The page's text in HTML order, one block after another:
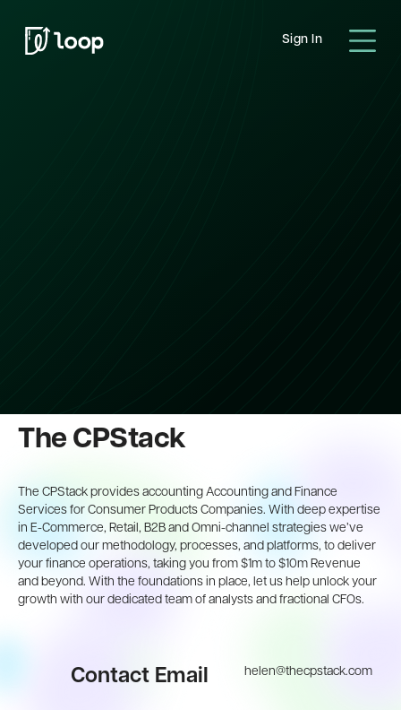
Sign In
The CPStack
The CPStack provides accounting Accounting and Finance
Services for Consumer Products Companies. With deep expertise
in E-Commerce, Retail, B2B and Omni-channel strategies we’ve
developed our methodology, processes, and platforms, to deliver
your finance operations, taking you from $1m to $10m Revenue
and beyond. With the foundations in place, let us help unlock your
growth with our dedicated team of analysts and fractional CFOs.
Contact Email helen@thecpstack.com